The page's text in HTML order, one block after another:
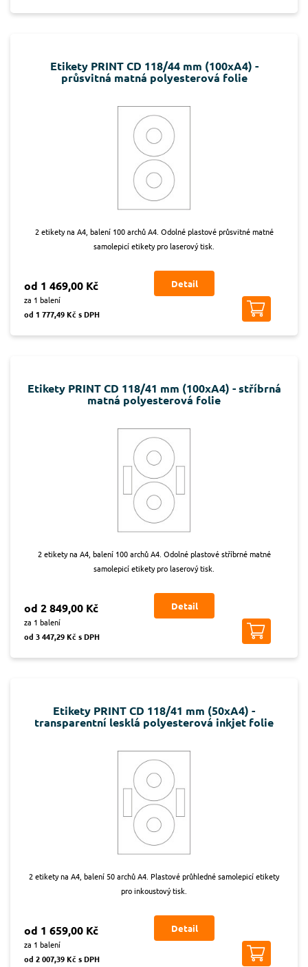
Etikety PRINT CD 118/44 mm (100xA4) -
průsvitná matná polyesterová folie
2 etikety na A4, balení 100 archů A4. Odolné plastové průsvitné matné
samolepicí etikety pro laserový tisk.
od 1 469,00 Kč
za 1 balení
od 1 777,49 Kč s DPH
Detail
Etikety PRINT CD 118/41 mm (100xA4) - stříbrná
matná polyesterová folie
2 etikety na A4, balení 100 archů A4. Odolné plastové stříbrné matné
samolepicí etikety pro laserový tisk.
od 2 849,00 Kč
za 1 balení
od 3 447,29 Kč s DPH
Detail
Etikety PRINT CD 118/41 mm (50xA4) -
transparentní lesklá polyesterová inkjet folie
2 etikety na A4, balení 50 archů A4. Plastové průhledné samolepicí etikety
pro inkoustový tisk.
od 1 659,00 Kč
za 1 balení
od 2 007,39 Kč s DPH
Detail